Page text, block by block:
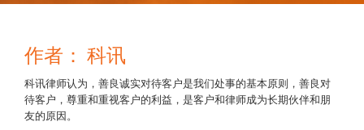
作者： 科讯
科讯律师认为，善良诚实对待客户是我们处事的基本原则，善良对
待客户，尊重和重视客户的利益，是客户和律师成为长期伙伴和朋
友的原因。